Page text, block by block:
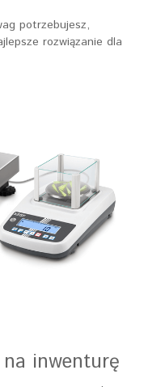
potrzebujesz,
rozwiązanie dla
inwenturę